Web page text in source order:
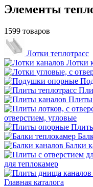
Элементы
1599 товаров
Лотки теплотрасс
Лотки
Плиты
отверстием, угловые
Балки
для теплокамер
Главная каталога